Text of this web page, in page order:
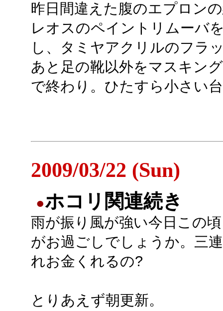
昨日間違えた腹のエプロン
レオスのペイントリムーバ
し、タミヤアクリルのフラ
あと足の靴以外をマスキン
で終わり。ひたすら小さい
2009/03/22 (Sun)
●ホコリ関連続き
雨が振り風が強い今日この
がお過ごしでしょうか。三
れお金くれるの?
とりあえず朝更新。